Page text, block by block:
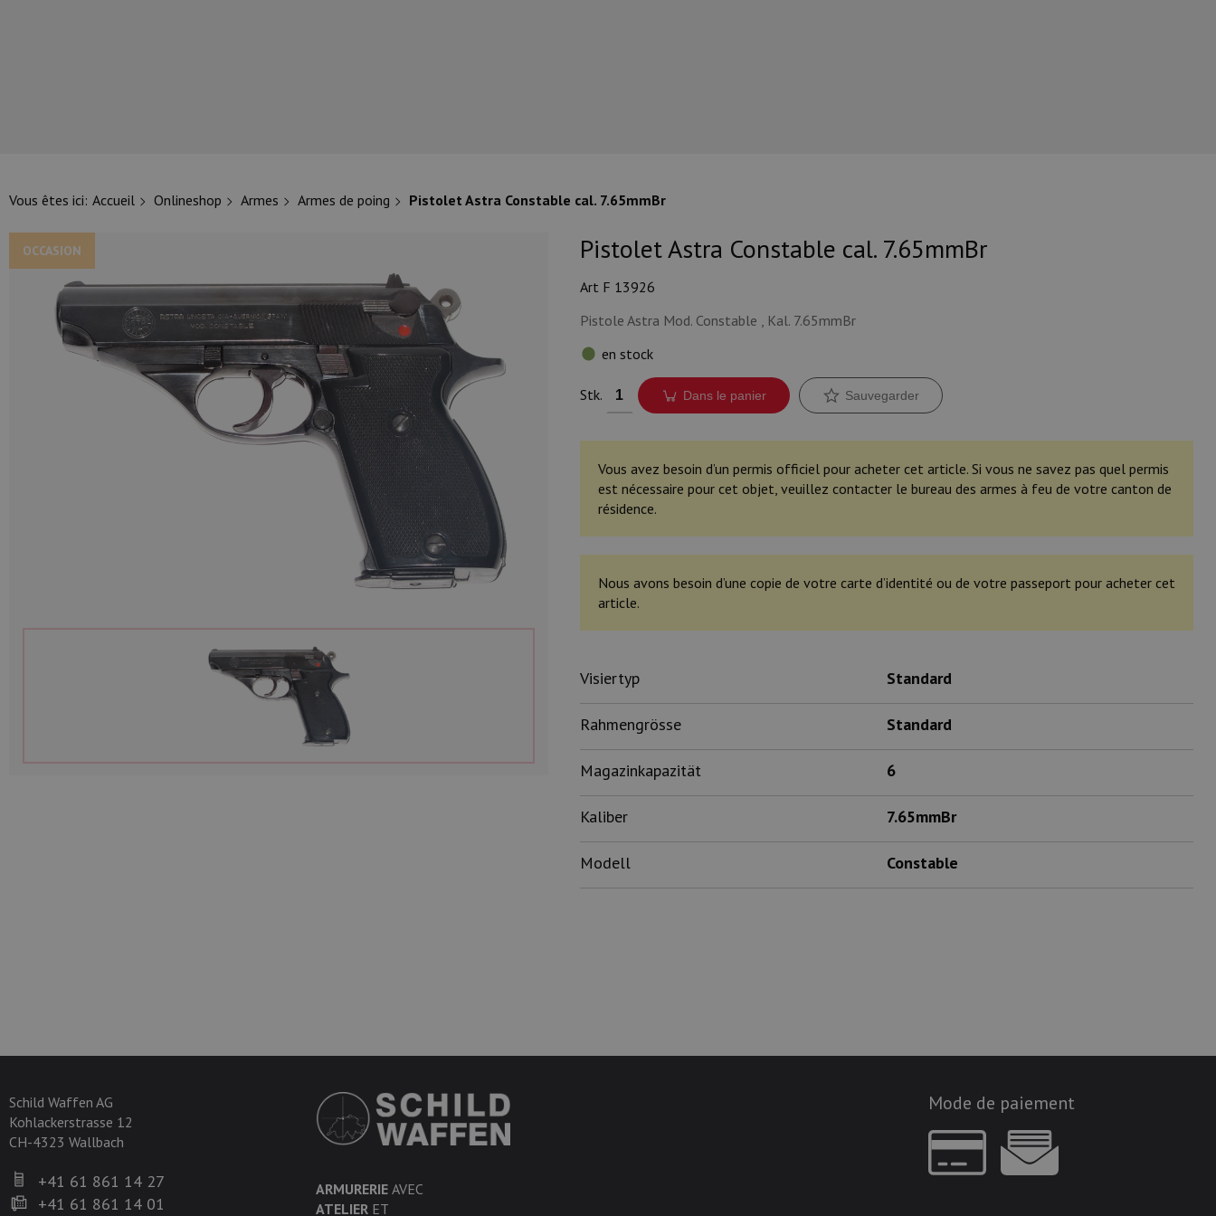
Vous êtes ici: Accueil Onlineshop Armes Armes de poing Pistolet Astra Constable cal. 7.65mmBr
OCCASION Pistolet Astra Constable cal. 7.65mmBr
Art F 13926
Pistole Astra Mod. Constable , Kal. 7.65mmBr
en stock
Stk. Dans le panier Sauvegarder
Vous avez besoin d’un permis officiel pour acheter cet article. Si vous ne savez pas quel permis
est nécessaire pour cet objet, veuillez contacter le bureau des armes à feu de votre canton de
résidence.
Nous avons besoin d’une copie de votre carte d’identité ou de votre passeport pour acheter cet
article.
Visiertyp Standard
Rahmengrösse Standard
Magazinkapazität 6
Kaliber 7.65mmBr
Modell Constable
Schild Waffen AG
Kohlackerstrasse 12
CH-4323 Wallbach
+41 61 861 14 27
+41 61 861 14 01
ARMURERIE AVEC
ATELIER ET
Mode de paiement
NOS CATÉGORIES PRINCIPALES